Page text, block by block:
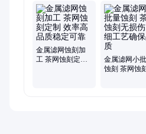
网、铝合金、铜标牌、铁血玩具、
网、面板音箱、双面台牌、过滤网
式刮胡刀、冲孔过滤网、精密过滤
标、增压出水片、镂空不锈钢、单双
金属滤网蚀刻加
工 茶网蚀刻定制
金属滤网小
蚀刻 茶网蚀